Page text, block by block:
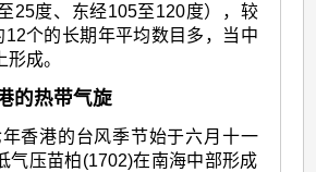
25度、东经105至120度），较
12个的长期年平均数目多，当中
成。
的热带气旋
香港的台风季节始于六月十一
气压苗柏(1702)在南海中部形成